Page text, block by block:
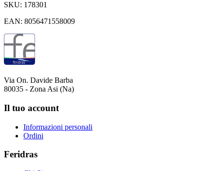
SKU: 178301
EAN: 8056471558009
Via On. Davide Barba
80035 - Zona Asi (Na)
Il tuo account
Informazioni personali
Ordini
Feridras